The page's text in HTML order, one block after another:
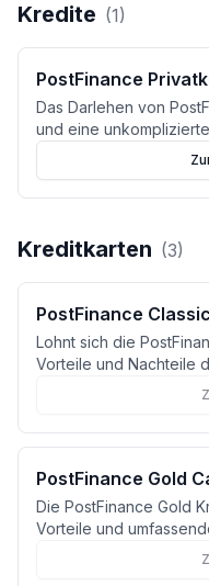
Kredite (1)
PostFinance
Das Darlehen von
und eine
Kreditkarten (3)
PostFinance
Lohnt sich die
Vorteile und Nachteile
PostFinance Gold
Die PostFinance Gold
Vorteile und
anspruchsvolle